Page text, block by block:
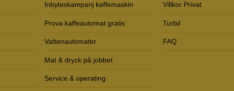
Inbyteskampanj kaffemaskin
Prova kaffeautomat gratis
Vattenautomater
Mat & dryck på jobbet
Service & operating
Villkor Privat
Turbil
FAQ